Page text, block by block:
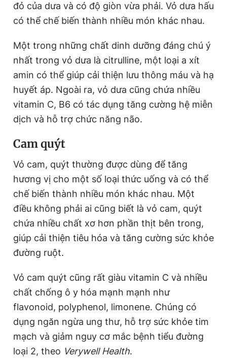
đỏ của dưa và có độ giòn vừa phải. Vỏ dưa hấu
có thể chế biến thành nhiều món khác nhau.
Một trong những chất dinh dưỡng đáng chú ý
nhất trong vỏ dưa là citrulline, một loại a xít
amin có thể giúp cải thiện lưu thông máu và hạ
huyết áp. Ngoài ra, vỏ dưa cũng chứa nhiều
vitamin C, B6 có tác dụng tăng cường hệ miễn
dịch và hỗ trợ chức năng não.
Cam quýt
Vỏ cam, quýt thường được dùng để tăng
hương vị cho một số loại thức uống và có thể
chế biến thành nhiều món khác nhau. Một
điều không phải ai cũng biết là vỏ cam, quýt
chứa nhiều chất xơ hơn phần thịt bên trong,
giúp cải thiện tiêu hóa và tăng cường sức khỏe
đường ruột.
Vỏ cam quýt cũng rất giàu vitamin C và nhiều
chất chống ô y hóa mạnh mạnh như
flavonoid, polyphenol, limonene. Chúng có
dụng ngăn ngừa ung thư, hỗ trợ sức khỏe tim
mạch và giảm nguy cơ mắc bệnh tiểu đường
loại 2, theo Verywell Health.